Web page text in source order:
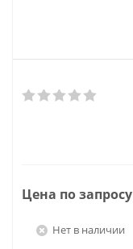
Цена по запросу
Нет в наличии